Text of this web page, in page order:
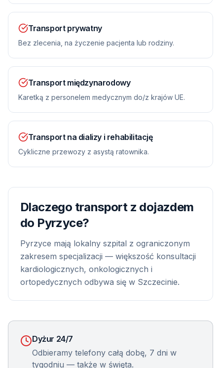
Transport prywatny
Bez zlecenia, na życzenie pacjenta lub rodziny.
Transport międzynarodowy
Karetką z personelem medycznym do/z krajów UE.
Transport na dializy i rehabilitację
Cykliczne przewozy z asystą ratownika.
Dlaczego transport z dojazdem
do Pyrzyce?
Pyrzyce mają lokalny szpital z ograniczonym
zakresem specjalizacji — większość konsultacji
kardiologicznych, onkologicznych i
ortopedycznych odbywa się w Szczecinie.
Dyżur 24/7
Odbieramy telefony całą dobę, 7 dni w
tygodniu — także w święta.